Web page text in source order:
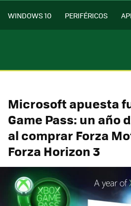
WINDOWS 10 PERIFÉRICOS
Microsoft apuesta
Game Pass: un año
al comprar Forza
Forza Horizon 3